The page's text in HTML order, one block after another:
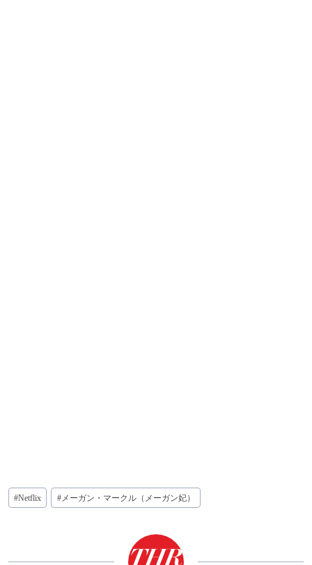
投
稿
#Netflix #メーガン・マークル（メーガン妃）